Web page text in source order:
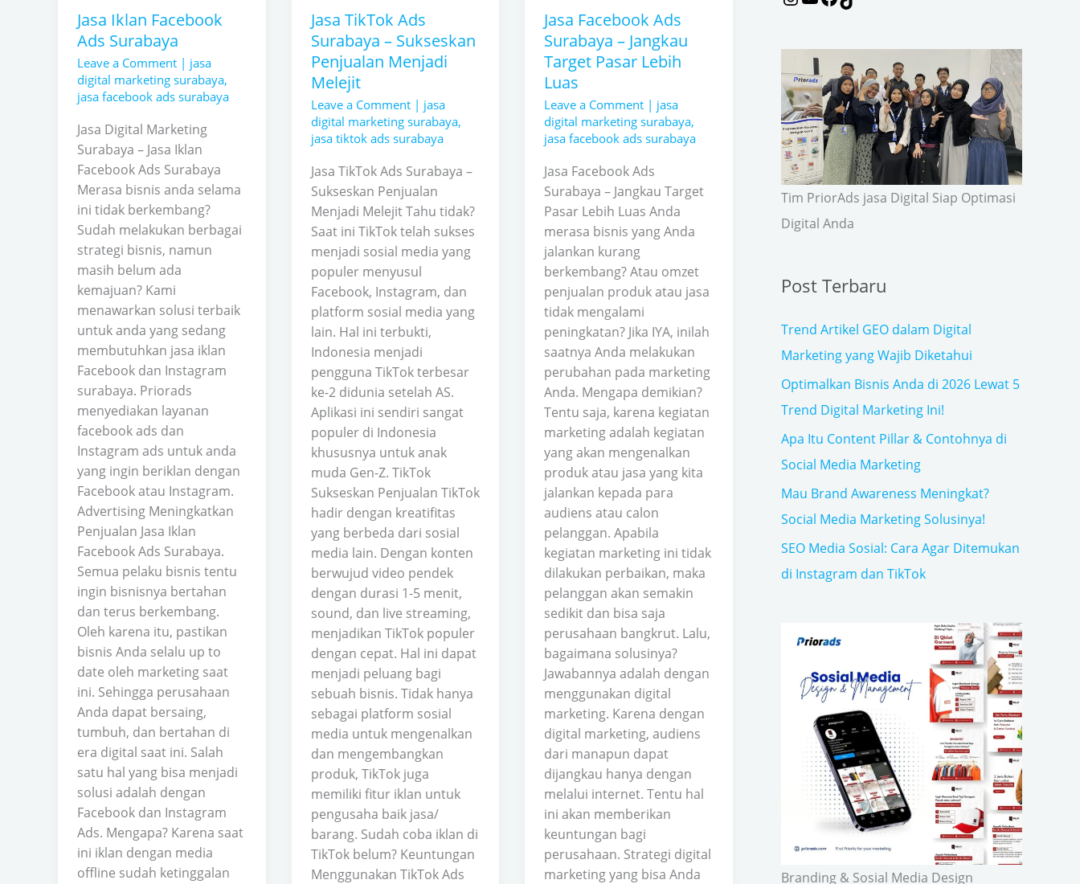
Jasa Iklan Facebook
Ads Surabaya
Leave a Comment | jasa
digital marketing surabaya,
jasa facebook ads surabaya
Jasa Digital Marketing
Surabaya – Jasa Iklan
Facebook Ads Surabaya
Merasa bisnis anda selama
ini tidak berkembang?
Sudah melakukan berbagai
strategi bisnis, namun
masih belum ada
kemajuan? Kami
menawarkan solusi terbaik
untuk anda yang sedang
membutuhkan jasa iklan
Facebook dan Instagram
surabaya. Priorads
menyediakan layanan
facebook ads dan
Instagram ads untuk anda
yang ingin beriklan dengan
Facebook atau Instagram.
Advertising Meningkatkan
Penjualan Jasa Iklan
Facebook Ads Surabaya.
Semua pelaku bisnis tentu
ingin bisnisnya bertahan
dan terus berkembang.
Oleh karena itu, pastikan
bisnis Anda selalu up to
date oleh marketing saat
ini. Sehingga perusahaan
Anda dapat bersaing,
tumbuh, dan bertahan di
era digital saat ini. Salah
satu hal yang bisa menjadi
solusi adalah dengan
Facebook dan Instagram
Ads. Mengapa? Karena saat
ini iklan dengan media
offline sudah ketinggalan
Jasa TikTok Ads
Surabaya – Sukseskan
Penjualan Menjadi
Melejit
Leave a Comment | jasa
digital marketing surabaya,
jasa tiktok ads surabaya
Jasa TikTok Ads Surabaya –
Sukseskan Penjualan
Menjadi Melejit Tahu tidak?
Saat ini TikTok telah sukses
menjadi sosial media yang
populer menyusul
Facebook, Instagram, dan
platform sosial media yang
lain. Hal ini terbukti,
Indonesia menjadi
pengguna TikTok terbesar
ke-2 didunia setelah AS.
Aplikasi ini sendiri sangat
populer di Indonesia
khususnya untuk anak
muda Gen-Z. TikTok
Sukseskan Penjualan TikTok
hadir dengan kreatifitas
yang berbeda dari sosial
media lain. Dengan konten
berwujud video pendek
dengan durasi 1-5 menit,
sound, dan live streaming,
menjadikan TikTok populer
dengan cepat. Hal ini dapat
menjadi peluang bagi
sebuah bisnis. Tidak hanya
sebagai platform sosial
media untuk mengenalkan
dan mengembangkan
produk, TikTok juga
memiliki fitur iklan untuk
pengusaha baik jasa/
barang. Sudah coba iklan di
TikTok belum? Keuntungan
Menggunakan TikTok Ads
Penjualan
Menjadi
Melejit
Jasa Facebook Ads
Surabaya – Jangkau
Target Pasar Lebih
Luas
Leave a Comment | jasa
digital marketing surabaya,
jasa facebook ads surabaya
Jasa Facebook Ads
Surabaya – Jangkau Target
Pasar Lebih Luas Anda
merasa bisnis yang Anda
jalankan kurang
berkembang? Atau omzet
penjualan produk atau jasa
tidak mengalami
peningkatan? Jika IYA, inilah
saatnya Anda melakukan
perubahan pada marketing
Anda. Mengapa demikian?
Tentu saja, karena kegiatan
marketing adalah kegiatan
yang akan mengenalkan
produk atau jasa yang kita
jalankan kepada para
audiens atau calon
pelanggan. Apabila
kegiatan marketing ini tidak
dilakukan perbaikan, maka
pelanggan akan semakin
sedikit dan bisa saja
perusahaan bangkrut. Lalu,
bagaimana solusinya?
Jawabannya adalah dengan
menggunakan digital
marketing. Karena dengan
digital marketing, audiens
dari manapun dapat
dijangkau hanya dengan
melalui internet. Tentu hal
ini akan memberikan
keuntungan bagi
perusahaan. Strategi digital
marketing yang bisa Anda
Target
Pasar
Lebih
Luas
Tim PriorAds jasa Digital Siap Optimasi
Digital Anda
Post Terbaru
Trend Artikel GEO dalam Digital
Marketing yang Wajib Diketahui
Optimalkan Bisnis Anda di 2026 Lewat 5
Trend Digital Marketing Ini!
Apa Itu Content Pillar & Contohnya di
Social Media Marketing
Mau Brand Awareness Meningkat?
Social Media Marketing Solusinya!
SEO Media Sosial: Cara Agar Ditemukan
di Instagram dan TikTok
Branding & Sosial Media Design